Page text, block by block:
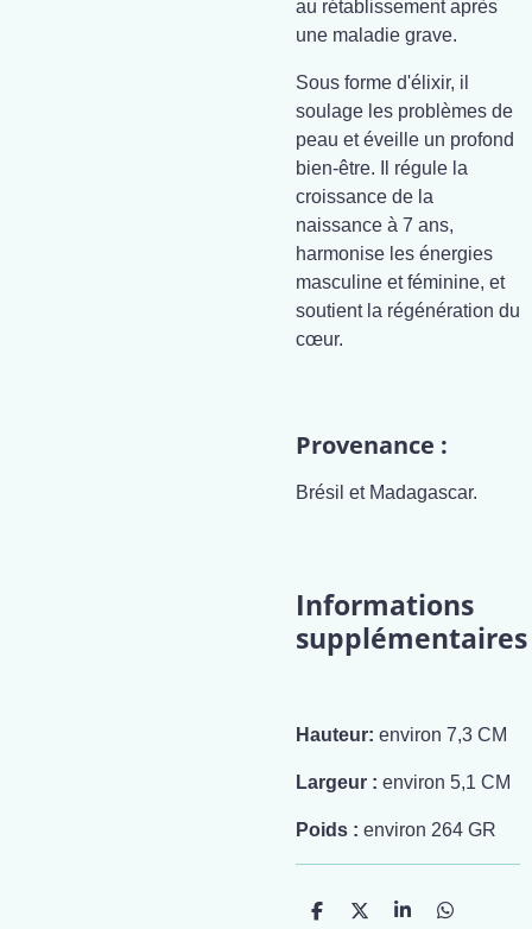
au rétablissement après
une maladie grave.
Sous forme d'élixir, il
soulage les problèmes de
peau et éveille un profond
bien-être. Il régule la
croissance de la
naissance à 7 ans,
harmonise les énergies
masculine et féminine, et
soutient la régénération du
cœur.
Provenance :
Brésil et Madagascar.
Informations
supplémentaires
Hauteur: environ 7,3 CM
Largeur : environ 5,1 CM
Poids : environ 264 GR
P
P
P
P